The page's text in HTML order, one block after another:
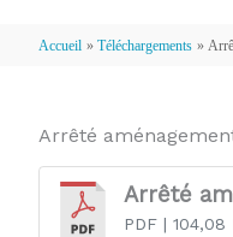
Accueil Téléchargements
Arrêté
Arrêté
PDF | 104,08